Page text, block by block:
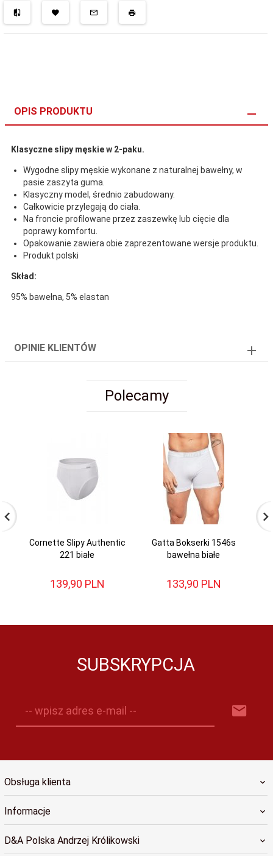
OPIS PRODUKTU
Klasyczne slipy męskie w 2-paku.
Wygodne slipy męskie wykonane z naturalnej bawełny, w
pasie zaszyta guma.
Klasyczny model, średnio zabudowany.
Całkowicie przylegają do ciała.
Na froncie profilowane przez zaszewkę lub cięcie dla
poprawy komfortu.
Opakowanie zawiera obie zaprezentowane wersje produktu.
Produkt polski
Skład:
95% bawełna, 5% elastan
OPINIE KLIENTÓW
Polecamy
Cornette Slipy Authentic
221 białe
139,90 PLN
Gatta Bokserki 1546s
bawełna białe
133,90 PLN
SUBSKRYPCJA
-- wpisz adres e-mail --
Obsługa klienta
Informacje
D&A Polska Andrzej Królikowski